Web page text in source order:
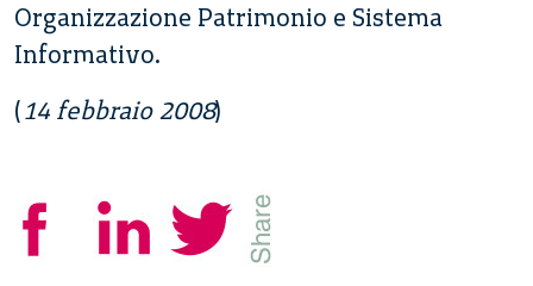
Organizzazione Patrimonio e Sistema
Informativo.
( 14 febbraio 2008)